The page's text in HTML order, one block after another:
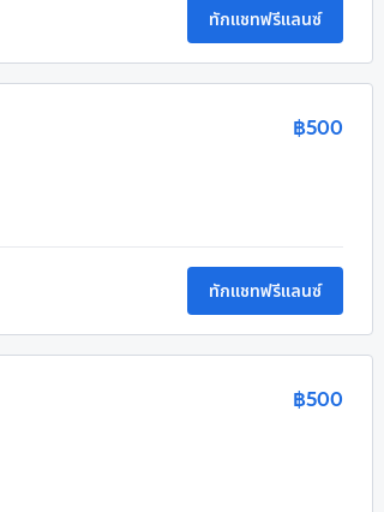
ทักแชทฟรีแลนซ์
฿500
ทักแชทฟรีแลนซ์
฿500